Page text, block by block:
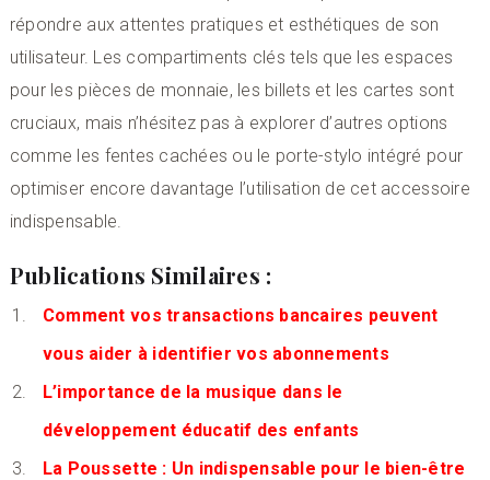
répondre aux attentes pratiques et esthétiques de son
utilisateur. Les compartiments clés tels que les espaces
pour les pièces de monnaie, les billets et les cartes sont
cruciaux, mais n’hésitez pas à explorer d’autres options
comme les fentes cachées ou le porte-stylo intégré pour
optimiser encore davantage l’utilisation de cet accessoire
indispensable.
Publications Similaires :
Comment vos transactions bancaires peuvent
vous aider à identifier vos abonnements
L’importance de la musique dans le
développement éducatif des enfants
La Poussette : Un indispensable pour le bien-être